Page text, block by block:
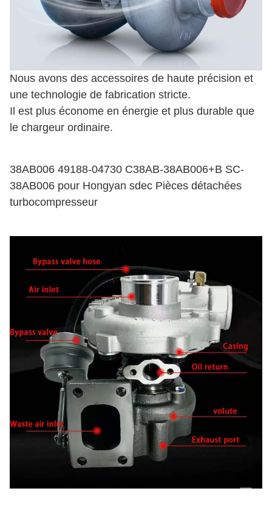
Nous avons des accessoires de haute précision et
une technologie de fabrication stricte.
Il est plus économe en énergie et plus durable que
le chargeur ordinaire.
38AB006 49188-04730 C38AB-38AB006+B SC-
38AB006 pour Hongyan sdec Pièces détachées
turbocompresseur